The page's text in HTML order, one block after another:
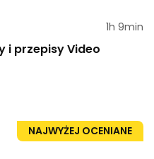
1h 9min
i przepisy Video
NAJWYŻEJ OCENIANE
1h 51min